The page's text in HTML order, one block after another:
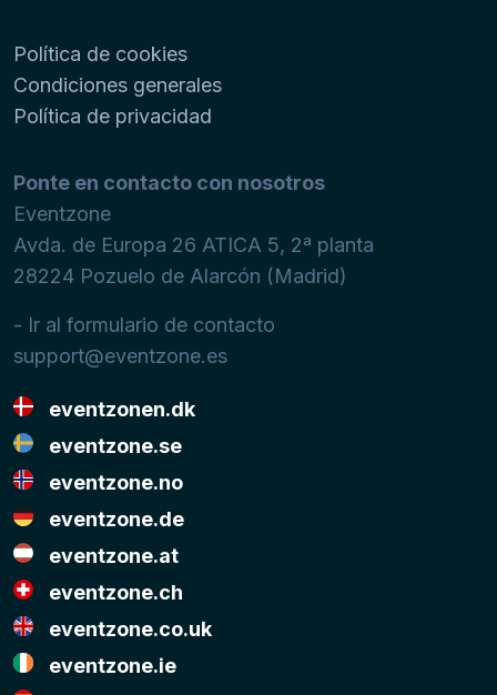
Política de cookies
Condiciones generales
Política de privacidad
Ponte en contacto con nosotros
Eventzone
Avda. de Europa 26 ATICA 5, 2ª planta
28224 Pozuelo de Alarcón (Madrid)
- Ir al formulario de contacto
support@eventzone.es
eventzonen.dk
eventzone.se
eventzone.no
eventzone.de
eventzone.at
eventzone.ch
eventzone.co.uk
eventzone.ie